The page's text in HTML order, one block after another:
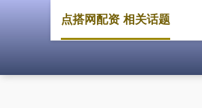
点搭网配资 相关话题